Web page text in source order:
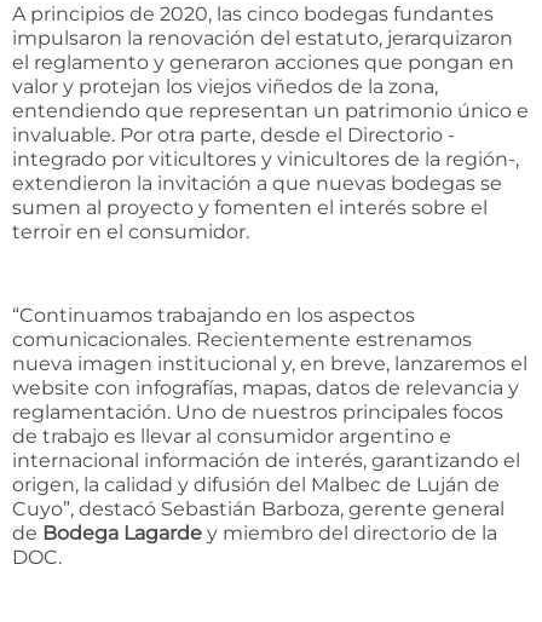
A principios de 2020, las cinco bodegas fundantes
impulsaron la renovación del estatuto, jerarquizaron
el reglamento y generaron acciones que pongan en
valor y protejan los viejos viñedos de la zona,
entendiendo que representan un patrimonio único e
invaluable. Por otra parte, desde el Directorio -
integrado por viticultores y vinicultores de la región-,
extendieron la invitación a que nuevas bodegas se
sumen al proyecto y fomenten el interés sobre el
terroir en el consumidor.
“Continuamos trabajando en los aspectos
comunicacionales. Recientemente estrenamos
nueva imagen institucional y, en breve, lanzaremos el
website con infografías, mapas, datos de relevancia y
reglamentación. Uno de nuestros principales focos
de trabajo es llevar al consumidor argentino e
internacional información de interés, garantizando el
origen, la calidad y difusión del Malbec de Luján de
Cuyo”, destacó Sebastián Barboza, gerente general
de Bodega Lagarde y miembro del directorio de la
DOC.